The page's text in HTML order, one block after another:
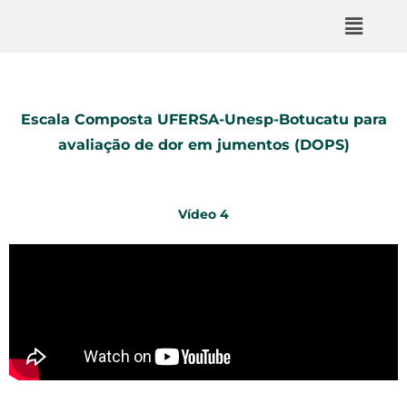
Escala Composta UFERSA-Unesp-Botucatu para
avaliação de dor em jumentos (DOPS)
Vídeo 4